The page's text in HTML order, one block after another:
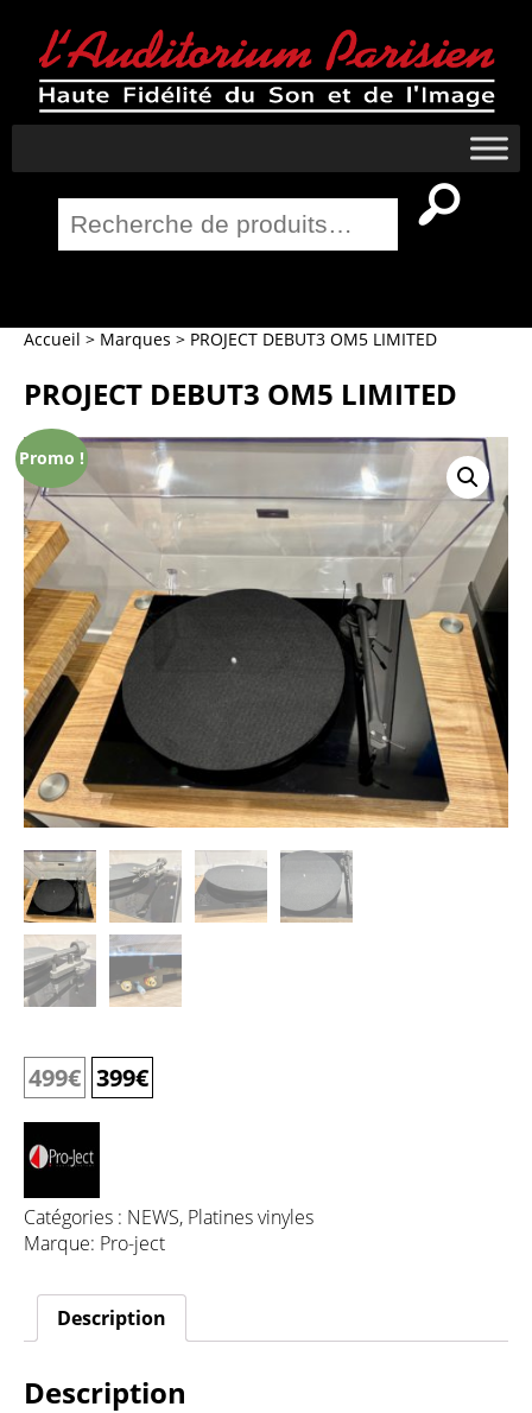
pour :
Accueil > Marques > PROJECT DEBUT3 OM5 LIMITED
PROJECT DEBUT3 OM5 LIMITED
Promo !
499€ 399€
Catégories : NEWS, Platines vinyles
Marque: Pro-ject
Description
Description